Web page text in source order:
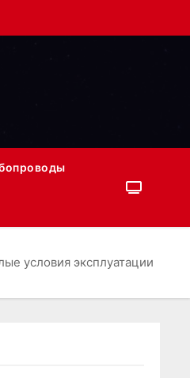
условия эксплуатации